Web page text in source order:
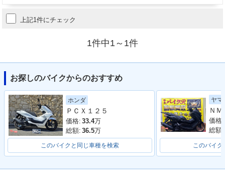
上記1件にチェック
1件中1～1件
お探しのバイクからのおすすめ
ホンダ
ＰＣＸ１２５
価格: 33.4万
総額: 36.5万
このバイクと同じ車種を検索
ヤマ
価格:
総額:
このバイク